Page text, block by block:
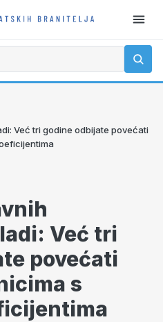
Već tri godine odbijate povećati
Već tri
povećati
s